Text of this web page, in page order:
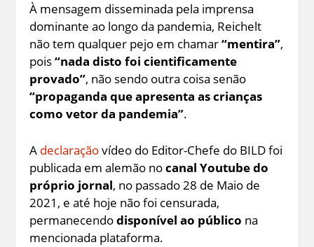
À mensagem disseminada pela imprensa
dominante ao longo da pandemia, Reichelt
não tem qualquer pejo em chamar“mentira”,
pois“nada disto foi cientificamente
provado”, não sendo outra coisa senão
“propaganda que apresenta as crianças
como vetor da pandemia”.
A declaraçãovídeo do Editor-Chefe do BILD foi
publicada em alemão nocanal Youtube do
próprio jornal, no passado 28 de Maio de
2021, e até hoje não foi censurada,
permanecendodisponível ao público na
mencionada plataforma.